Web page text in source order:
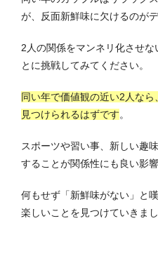
が、反面新鮮味に欠けるのが
2人の関係をマンネリ化させ
とに挑戦してみてください。
同い年で価値観の近い2人な
見つけられるはずです。
スポーツや習い事、新しい趣
することが関係性にも良い影
何もせず「新鮮味がない」と
楽しいことを見つけていきまし